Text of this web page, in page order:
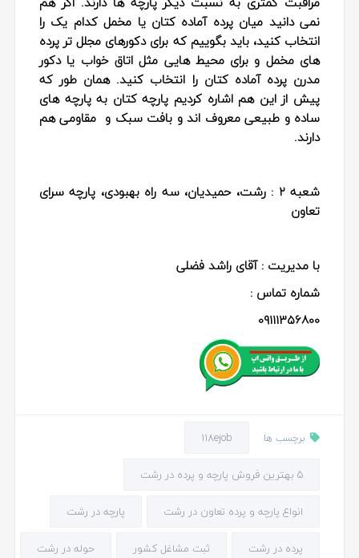
نمی دانید میان پرده آماده کتان یا مخمل کدام یک را
انتخاب کنید، باید بگوییم که برای دکورهای مجلل تر پرده
های مخمل و برای محیط هایی مثل اتاق خواب یا دکور
مدرن پرده آماده کتان را انتخاب کنید. همان طور که
پیش از این هم اشاره کردیم پارچه کتان به پارچه های
ساده و طبیعی معروف اند و بافت سبک و مقاومی هم
دارند.
شعبه ۲ :
رشت، حمیدیان، سه راه بهبودی، پارچه سرای
تعاون
با مدیریت : آقای راشد فضلی
شماره تماس :
09111356800
برچسب ها 118ejob
5 بهترین فروش پارچه و پرده در رشت
انواع پارچه و پرده تعاون در رشت پارچه در رشت
پرده در رشت ثبت مشاغل کشور حوله در رشت